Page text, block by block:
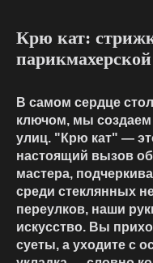
Крю кат:
В самом сердце
ключом, мы
улиц. "Крю кат" —
настоящий вызов
мастера,
среди стеклянных
переулков, наши
искусство. Вы
суеты, а уходите с